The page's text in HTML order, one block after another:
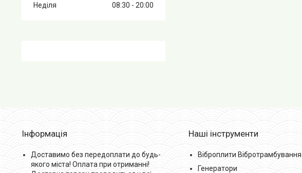
Неділя
08:30 20:00
Інформація
Доставимо без передоплати до будь-
якого міста! Оплата при отриманні!
Наші інструменти
Віброплити Вібротрамбування
Генератори